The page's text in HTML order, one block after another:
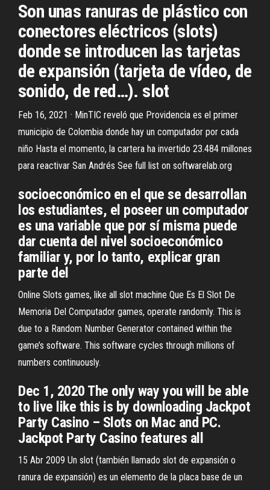
Son unas ranuras de plástico con
conectores eléctricos (slots)
donde se introducen las tarjetas
de expansión (tarjeta de vídeo, de
sonido, de red…). slot
Feb 16, 2021 · MinTIC reveló que Providencia es el primer
municipio de Colombia donde hay un computador por cada
niño Hasta el momento, la cartera ha invertido 23.484 millones
para reactivar San Andrés See full list on softwarelab.org
socioeconómico en el que se desarrollan
los estudiantes, el poseer un computador
es una variable que por sí misma puede
dar cuenta del nivel socioeconómico
familiar y, por lo tanto, explicar gran
parte del
Online Slots games, like all slot machine Que Es El Slot De
Memoria Del Computador games, operate randomly. This is
due to a Random Number Generator contained within the
game’s software. This software cycles through millions of
numbers continuously.
Dec 1, 2020 The only way you will be able
to live like this is by downloading Jackpot
Party Casino – Slots on Mac and PC.
Jackpot Party Casino features all
15 Abr 2009 Un slot (también llamado slot de expansión o
ranura de expansión) es un elemento de la placa base de un